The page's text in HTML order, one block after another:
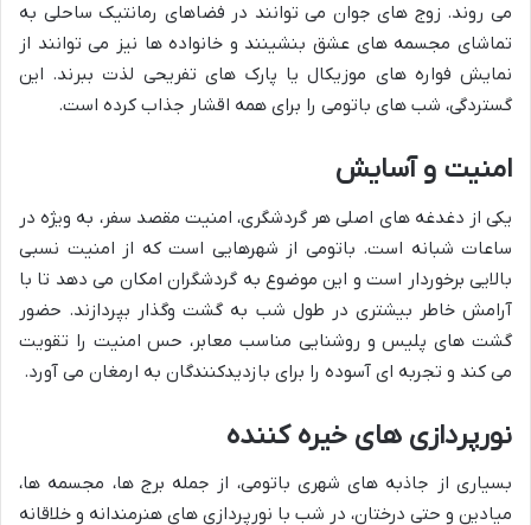
می روند. زوج های جوان می توانند در فضاهای رمانتیک ساحلی به
تماشای مجسمه های عشق بنشینند و خانواده ها نیز می توانند از
نمایش فواره های موزیکال یا پارک های تفریحی لذت ببرند. این
گستردگی، شب های باتومی را برای همه اقشار جذاب کرده است.
امنیت و آسایش
یکی از دغدغه های اصلی هر گردشگری، امنیت مقصد سفر، به ویژه در
ساعات شبانه است. باتومی از شهرهایی است که از امنیت نسبی
بالایی برخوردار است و این موضوع به گردشگران امکان می دهد تا با
آرامش خاطر بیشتری در طول شب به گشت وگذار بپردازند. حضور
گشت های پلیس و روشنایی مناسب معابر، حس امنیت را تقویت
می کند و تجربه ای آسوده را برای بازدیدکنندگان به ارمغان می آورد.
نورپردازی های خیره کننده
بسیاری از جاذبه های شهری باتومی، از جمله برج ها، مجسمه ها،
میادین و حتی درختان، در شب با نورپردازی های هنرمندانه و خلاقانه